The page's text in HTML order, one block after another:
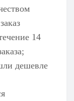
14
дешевле